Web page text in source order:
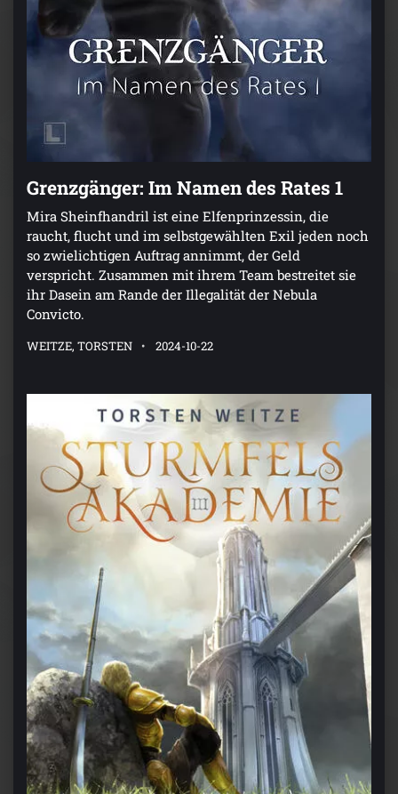
Grenzgänger: Im Namen des Rates 1
Mira Sheinfhandril ist eine Elfenprinzessin, die
raucht, flucht und im selbstgewählten Exil jeden noch
so zwielichtigen Auftrag annimmt, der Geld
verspricht. Zusammen mit ihrem Team bestreitet sie
ihr Dasein am Rande der Illegalität der Nebula
Convicto.
WEITZE, TORSTEN 2024-10-22